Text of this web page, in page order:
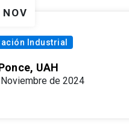
NOV
Industrial
UAH
de 2024